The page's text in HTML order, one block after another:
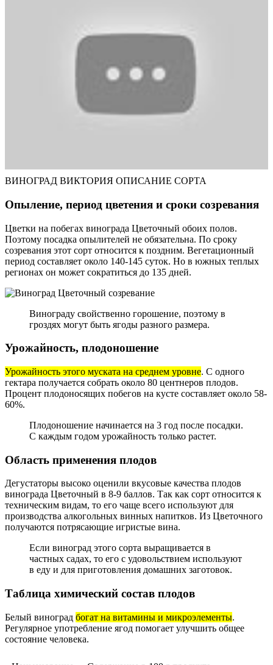
ВИНОГРАД ВИКТОРИЯ ОПИСАНИЕ СОРТА
Опыление, период цветения и сроки созревания
Цветки на побегах винограда Цветочный обоих полов.
Поэтому посадка опылителей не обязательна. По сроку
созревания этот сорт относится к поздним. Вегетационный
период составляет около 140-145 суток. Но в южных теплых
регионах он может сократиться до 135 дней.
Винограду свойственно горошение, поэтому в
гроздях могут быть ягоды разного размера.
Урожайность, плодоношение
Урожайность этого муската на среднем уровне. С одного
гектара получается собрать около 80 центнеров плодов.
Процент плодоносящих побегов на кусте составляет около 58-
60%.
Плодоношение начинается на 3 год после посадки.
С каждым годом урожайность только растет.
Область применения плодов
Дегустаторы высоко оценили вкусовые качества плодов
винограда Цветочный в 8-9 баллов. Так как сорт относится к
техническим видам, то его чаще всего используют для
производства алкогольных винных напитков. Из Цветочного
получаются потрясающие игристые вина.
Если виноград этого сорта выращивается в
частных садах, то его с удовольствием используют
в еду и для приготовления домашних заготовок.
Таблица химический состав плодов
Белый виноград богат на витамины и микроэлементы.
Регулярное употребление ягод помогает улучшить общее
состояние человека.